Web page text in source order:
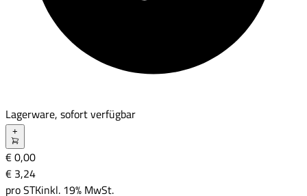
Lagerware, sofort verfügbar
€ 0,00
€ 3,24
proSTKinkl. 19% MwSt.